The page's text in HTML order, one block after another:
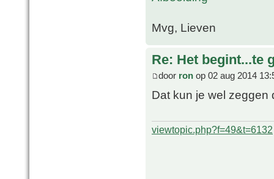
Mvg, Lieven
Re: Het begint...te
door ron op 02 aug 2014
Dat kun je wel
viewtopic.php?f=49&t=6132